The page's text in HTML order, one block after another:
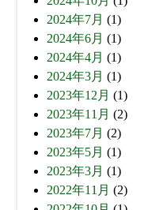
2024年7月 (1)
2024年6月 (1)
2024年4月 (1)
2024年3月 (1)
2023年12月 (1)
2023年11月 (2)
2023年7月 (2)
2023年5月 (1)
2023年3月 (1)
2022年11月 (2)